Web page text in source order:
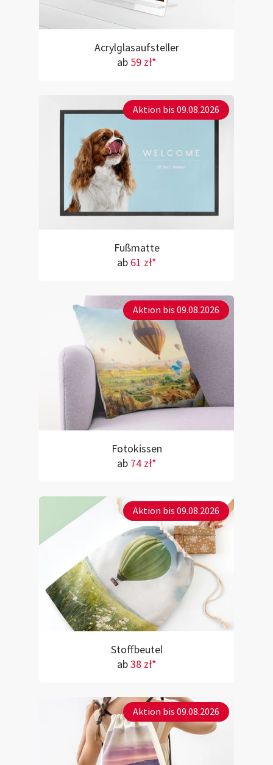
Acrylglasaufsteller
ab 59 zł*
Aktion bis 09.08.2026
Fußmatte
ab 61 zł*
Aktion bis 09.08.2026
Fotokissen
ab 74 zł*
Aktion bis 09.08.2026
Stoffbeutel
ab38 zł*
Aktion bis 09.08.2026